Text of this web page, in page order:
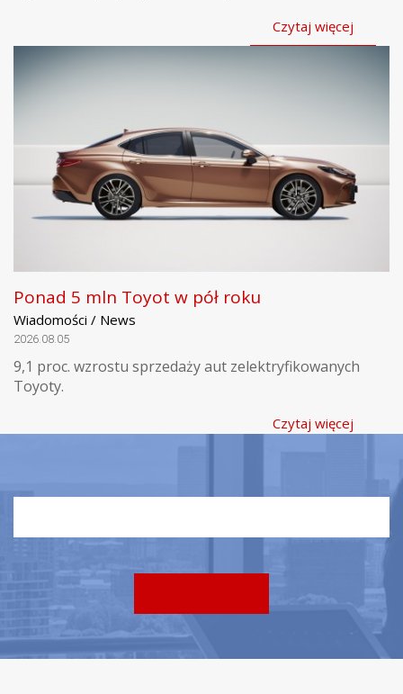
Czytaj więcej
Ponad 5 mln Toyot w pół roku
Wiadomości / News
2026.08.05
9,1 proc. wzrostu sprzedaży aut zelektryfikowanych
Toyoty.
Czytaj więcej